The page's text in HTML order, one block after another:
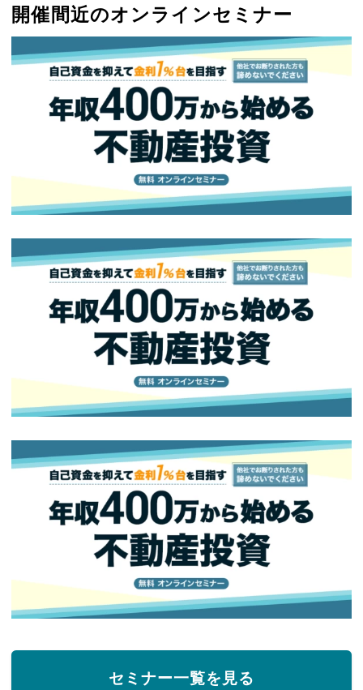
開催間近のオンラインセミナー
セミナー一覧を見る